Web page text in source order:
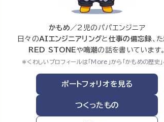
かもめ ／2児のパパエンジニア
日々のAIエンジニアリングと 仕事の備忘録、
RED STONEや 鳴潮 の話を書いています。
＊くわしいプロフィールは「More」から「かもめの歴史」
ポートフォリオを見る
つくったもの